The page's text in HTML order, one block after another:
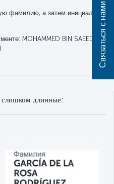
фамилию, а затем инициалы
MOHAMMED BIN SAEED AL-
длинные:
Связаться с нами